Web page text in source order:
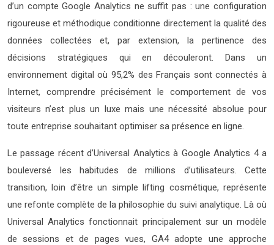
d’un compte Google Analytics ne suffit pas : une configuration
rigoureuse et méthodique conditionne directement la qualité des
données collectées et, par extension, la pertinence des
décisions stratégiques qui en découleront. Dans un
environnement digital où 95,2% des Français sont connectés à
Internet, comprendre précisément le comportement de vos
visiteurs n’est plus un luxe mais une nécessité absolue pour
toute entreprise souhaitant optimiser sa présence en ligne.
Le passage récent d’Universal Analytics à Google Analytics 4 a
bouleversé les habitudes de millions d’utilisateurs. Cette
transition, loin d’être un simple lifting cosmétique, représente
une refonte complète de la philosophie du suivi analytique. Là où
Universal Analytics fonctionnait principalement sur un modèle
de sessions et de pages vues, GA4 adopte une approche